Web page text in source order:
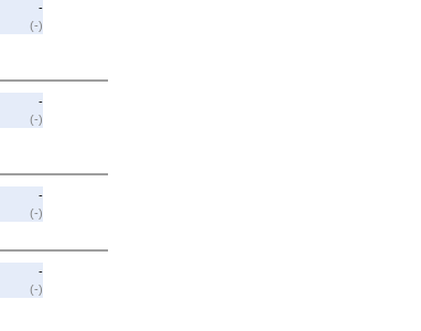
-
(-)
-
(-)
-
(-)
-
(-)